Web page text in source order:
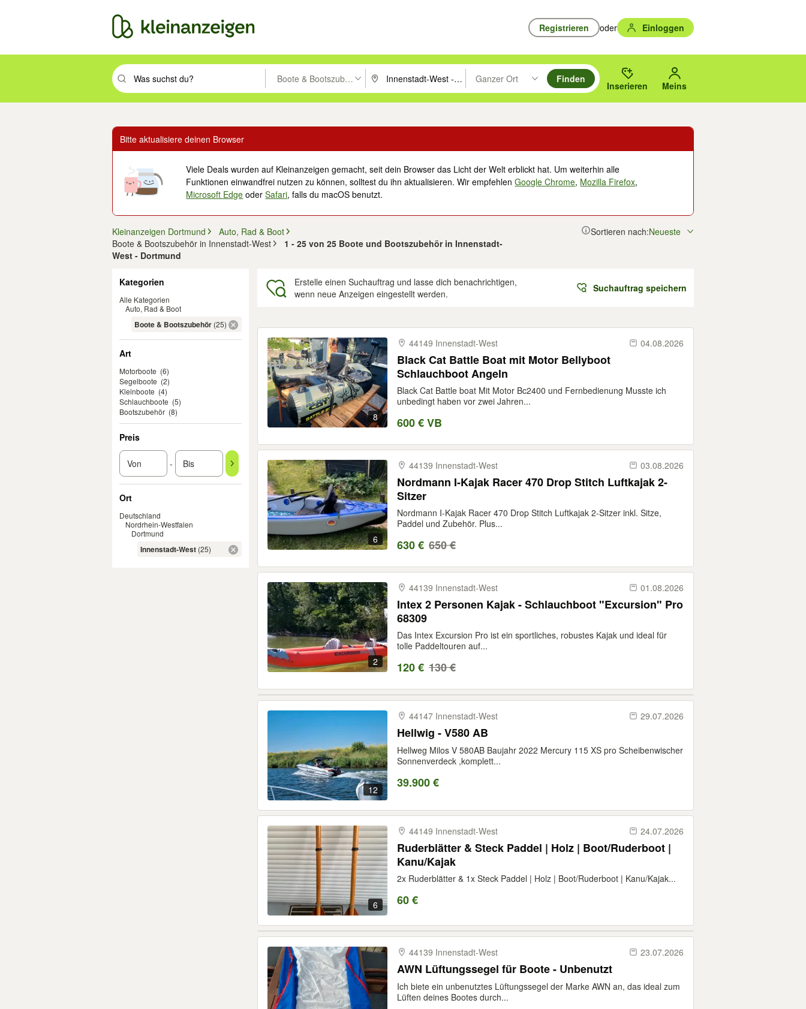
Registrieren oder Einloggen
Suchbegriff eingeben. Eingabetaste drücken um zu suchen, oder Vorschläge mit den Pfeiltasten nach oben/unten durchsuchen und mit Eingabetaste auswählen.
Boote & Bootszubehör PLZ oder Ort eingeben. Eingabetaste drücken um zu suchen, oder Vorschläge mit den Pfeiltasten nach oben/
Ganzer Ort
Suche im Umkreis des gewählten Orts oder PLZ.
Finden
Inserieren Meins
Bitte aktualisiere deinen Browser
Viele Deals wurden auf Kleinanzeigen gemacht, seit dein Browser das Licht der Welt erblickt hat. Um weiterhin alle
Funktionen einwandfrei nutzen zu können, solltest du ihn aktualisieren. Wir empfehlenGoogle Chrome, Mozilla Firefox,
Microsoft Edge oderSafari, falls du macOS benutzt.
Kleinanzeigen Dortmund
Auto, Rad & Boot
Boote & Bootszubehör in Innenstadt-West
1 - 25 von 25 Boote und Bootszubehör in Innenstadt-
West - Dortmund
Sortieren nach:Neueste
Kategorien
Alle Kategorien
Auto, Rad & Boot
Boote & Bootszubehör (25)
Art
Motorboote (6)
Segelboote (2)
Kleinboote (4)
Schlauchboote (5)
Bootszubehör (8)
Preis
-
Ort
Deutschland
Nordrhein-Westfalen
Dortmund
Innenstadt-West (25)
Erstelle einen Suchauftrag und lasse dich benachrichtigen,
wenn neue Anzeigen eingestellt werden.
Suchauftrag speichern
8
44149 Innenstadt-​West 04.08.2026
Black Cat Battle Boat mit Motor Bellyboot
Schlauchboot Angeln
Black Cat Battle boat Mit Motor Bc2400 und Fernbedienung Musste ich
unbedingt haben vor zwei Jahren...
600 € VB
6
44139 Innenstadt-​West 03.08.2026
Nordmann I-Kajak Racer 470 Drop Stitch Luftkajak 2-
Sitzer
Nordmann I-Kajak Racer 470 Drop Stitch Luftkajak 2-Sitzer inkl. Sitze,
Paddel und Zubehör. Plus...
630 € 650 €
2
44139 Innenstadt-​West 01.08.2026
Intex 2 Personen Kajak - Schlauchboot "Excursion" Pro
68309
Das Intex Excursion Pro ist ein sportliches, robustes Kajak und ideal für
tolle Paddeltouren auf...
120 € 130 €
12
44147 Innenstadt-​West 29.07.2026
Hellwig - V580 AB
Hellweg Milos V 580AB Baujahr 2022 Mercury 115 XS pro Scheibenwischer
Sonnenverdeck ,komplett...
39.900 €
6
44149 Innenstadt-​West 24.07.2026
Ruderblätter & Steck Paddel | Holz | Boot/Ruderboot |
Kanu/Kajak
2x Ruderblätter & 1x Steck Paddel | Holz | Boot/Ruderboot | Kanu/Kajak...
60 €
44139 Innenstadt-​West 23.07.2026
AWN Lüftungssegel für Boote - Unbenutzt
Ich biete ein unbenutztes Lüftungssegel der Marke AWN an, das ideal zum
Lüften deines Bootes durch...